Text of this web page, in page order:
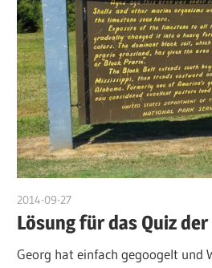
2014-09-27
Lösung für das Quiz der
Georg hat einfach gegoogelt und